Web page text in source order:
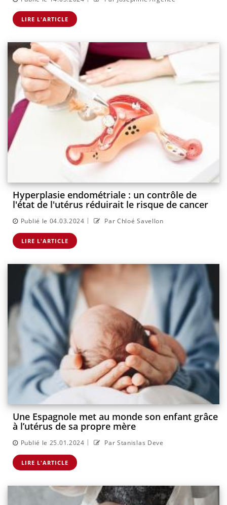
LIRE L'ARTICLE
Hyperplasie endométriale : un contrôle de
l'état de l'utérus réduirait le risque de cancer
Publié le 04.03.2024 | Par Chloé Savellon
LIRE L'ARTICLE
Une Espagnole met au monde son enfant grâce
à l’utérus de sa propre mère
Publié le 25.01.2024 | Par Stanislas Deve
LIRE L'ARTICLE